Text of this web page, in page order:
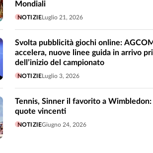
Mondiali
NOTIZIELuglio 21, 2026
Svolta pubblicità giochi online:
accelera, nuove linee guida in arrivo
dell’inizio del campionato
NOTIZIELuglio 3, 2026
Tennis, Sinner il favorito a
quote vincenti
NOTIZIEGiugno 24, 2026